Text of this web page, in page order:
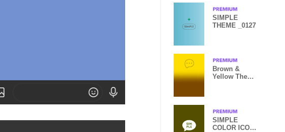
SIMPLE
THEME _0127
Brown &
Yellow Theme
SIMPLE
COLOR ICON